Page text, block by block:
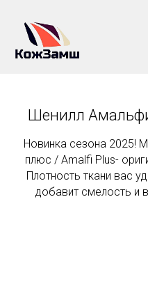
Шенилл
Новинка сезона 2025!
плюс / Amalfi Plus-
Плотность ткани вас
добавит смелость и